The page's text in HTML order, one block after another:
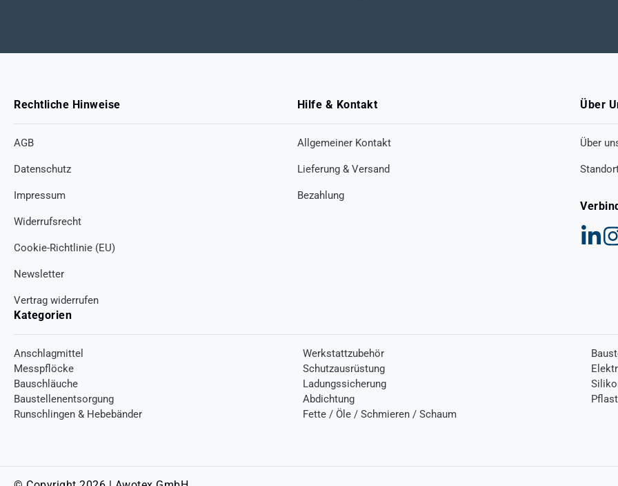
Rechtliche Hinweise
AGB
Datenschutz
Impressum
Widerrufsrecht
Cookie-Richtlinie (EU)
Newsletter
Vertrag widerrufen
Hilfe & Kontakt
Allgemeiner Kontakt
Lieferung & Versand
Bezahlung
Kategorien
Anschlagmittel Werkstattzubehör
Messpflöcke
Schutzausrüstung
Bauschläuche
Ladungssicherung
Baustellenentsorgung
Abdichtung
Runschlingen & Hebebänder
Fette / Öle / Schmieren / Schaum
Über
Über